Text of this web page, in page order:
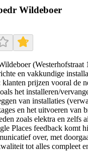
Wildeboer
(Westerhofstraat
en vakkundige
klanten prijzen vooral de
het installeren/
van installaties
en het uitvoeren van
zoals elektra en zelfs
Places feedback komt
over, met
tot alles compleet